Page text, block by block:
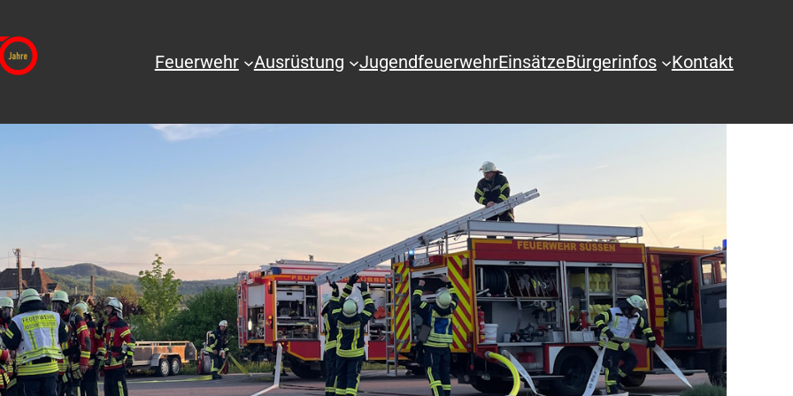
Feuerwehr Ausrüstung JugendfeuerwehrEinsätzeBürgerinfos Kontakt